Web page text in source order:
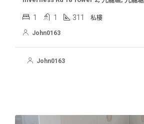
1 1 311 私樓
John0163
John0163